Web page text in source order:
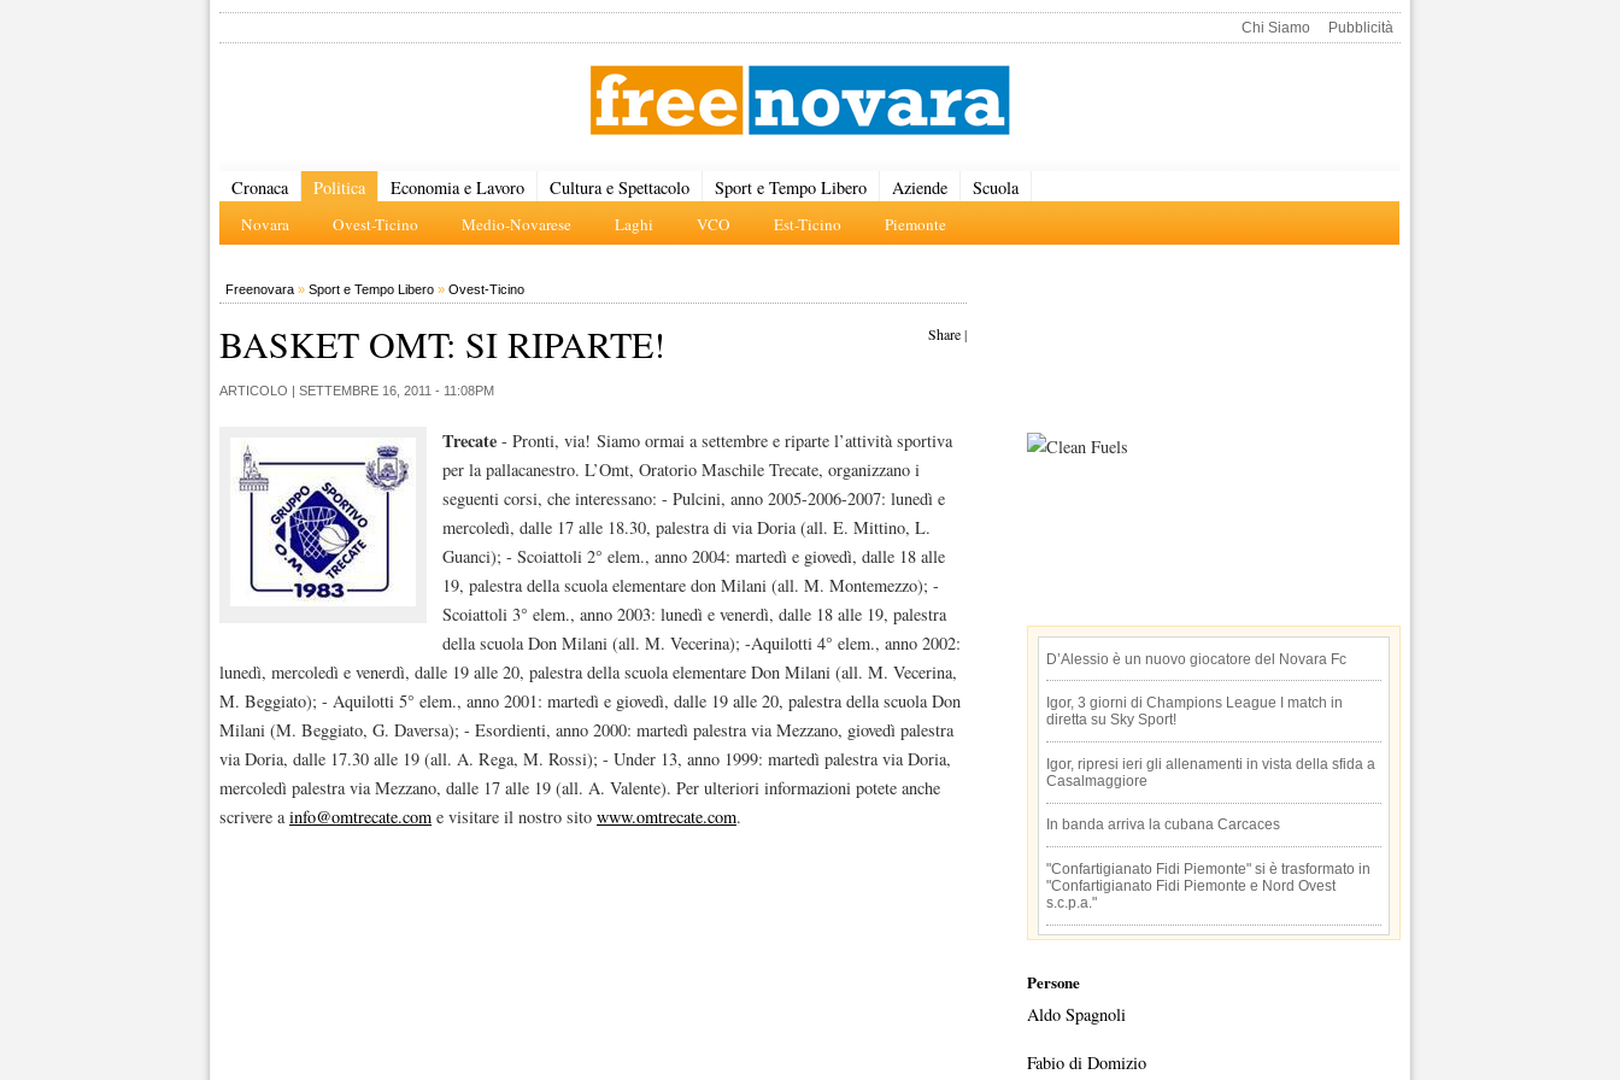
Chi Siamo Pubblicità
Cronaca Politica
Novara Ovest-Ticino Medio-Novarese Laghi VCO Est-Ticino Piemonte
Economia e Lavoro Cultura e Spettacolo Sport e Tempo Libero Aziende Scuola
Freenovara » Sport e Tempo Libero » Ovest-Ticino
Share|
BASKET OMT: SI RIPARTE!
ARTICOLO | SETTEMBRE 16, 2011 - 11:08PM
Trecate - Pronti, via! Siamo ormai a settembre e riparte l’attività sportiva
per la pallacanestro. L’Omt, Oratorio Maschile Trecate, organizzano i
seguenti corsi, che interessano: - Pulcini, anno 2005-2006-2007: lunedì e
mercoledì, dalle 17 alle 18.30, palestra di via Doria (all. E. Mittino, L.
Guanci); - Scoiattoli 2° elem., anno 2004: martedì e giovedì, dalle 18 alle
19, palestra della scuola elementare don Milani (all. M. Montemezzo); -
Scoiattoli 3° elem., anno 2003: lunedì e venerdì, dalle 18 alle 19, palestra
della scuola Don Milani (all. M. Vecerina); -Aquilotti 4° elem., anno 2002:
lunedì, mercoledì e venerdì, dalle 19 alle 20, palestra della scuola elementare Don Milani (all. M. Vecerina,
M. Beggiato); - Aquilotti 5° elem., anno 2001: martedì e giovedì, dalle 19 alle 20, palestra della scuola Don
Milani (M. Beggiato, G. Daversa); - Esordienti, anno 2000: martedì palestra via Mezzano, giovedì palestra
via Doria, dalle 17.30 alle 19 (all. A. Rega, M. Rossi); - Under 13, anno 1999: martedì palestra via Doria,
mercoledì palestra via Mezzano, dalle 17 alle 19 (all. A. Valente). Per ulteriori informazioni potete anche
scrivere ainfo@omtrecate.com e visitare il nostro sito www.omtrecate.com.
D’Alessio è un nuovo giocatore del Novara Fc
Igor, 3 giorni di Champions League I match in
diretta su Sky Sport!
Igor, ripresi ieri gli allenamenti in vista della sfida a
Casalmaggiore
In banda arriva la cubana Carcaces
"Confartigianato Fidi Piemonte" si è trasformato in
"Confartigianato Fidi Piemonte e Nord Ovest
s.c.p.a."
Persone
Aldo Spagnoli
Fabio di Domizio